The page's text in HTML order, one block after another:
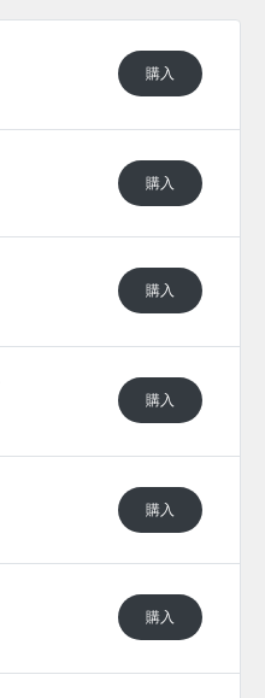
購入
購入
購入
購入
購入
購入